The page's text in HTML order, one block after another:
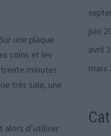
une plaque
coins et les
minutes
très sale, une
alors d’utiliser
juin
avril
mars